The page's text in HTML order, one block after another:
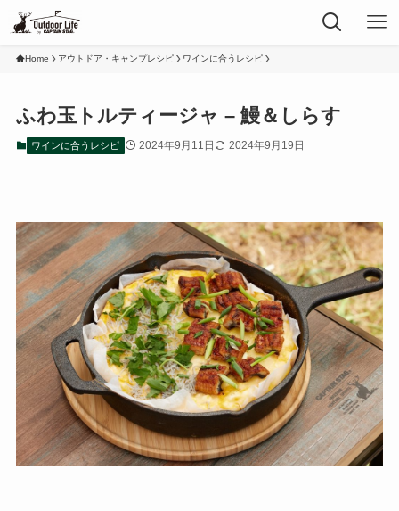
Home アウトドア・キャンプレシピ ワインに合うレシピ
ふわ玉トルティージャ – 鰻＆しらす
ワインに合うレシピ 2024年9月11日 2024年9月19日